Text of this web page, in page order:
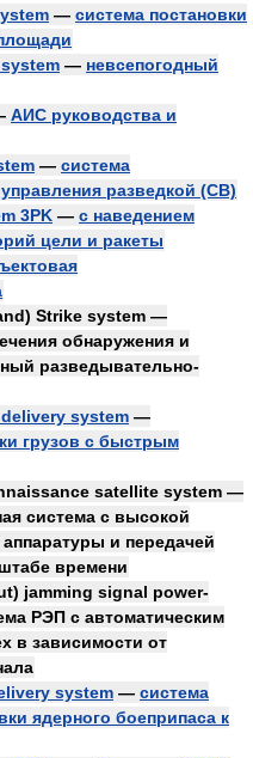
— система постановки
— невсепогодный
АИС руководства и
— система
разведкой (СВ)
3PK — с наведением
цели и ракеты
Strike system —
обнаружения и
разведывательно-
system —
грузов с быстрым
satellite system —
система с высокой
и передачей
времени
jamming signal power-
РЭП с автоматическим
в зависимости от
system — система
ядерного боеприпаса к